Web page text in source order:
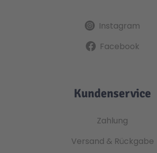
Instagram
Facebook
Kundenservice
Zahlung
Versand & Rückgabe